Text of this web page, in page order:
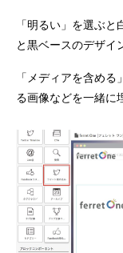
「明るい」を選ぶ
と黒ベースのデザイ
「メディアを含め
る画像などを一緒に